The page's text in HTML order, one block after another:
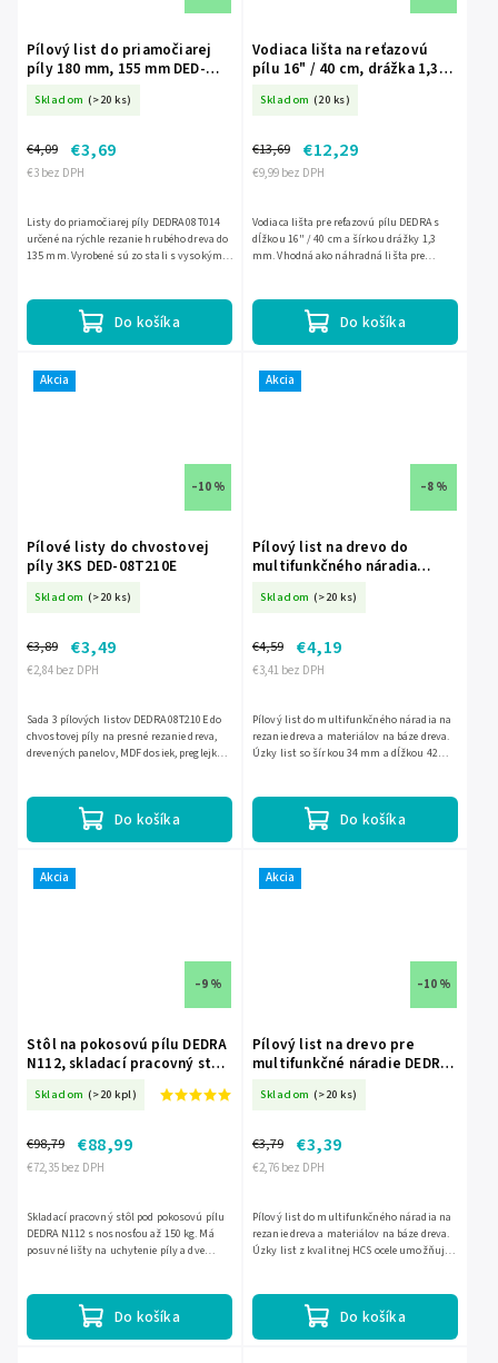
Pílový list do priamočiarej
píly 180 mm, 155 mm DED-
Skladom (>20 ks)
€3 bez DPH
€4,09 €3,69
Do košíka
Listy do priamočiarej píly DEDRA 08T014
určené na rýchle rezanie hrubého dreva do
135 mm. Vyrobené sú zo stali s vysokým
Vodiaca lišta na reťazovú
pílu 16" / 40 cm, drážka 1,3
Skladom (20 ks)
€9,99 bez DPH
€13,69 €12,29
Do košíka
Vodiaca lišta pre reťazovú pílu DEDRA s
dĺžkou 16" / 40 cm a šírkou drážky 1,3
mm. Vhodná ako náhradná lišta pre
Akcia
–10 %
Pílové listy do chvostovej
píly 3KS DED-08T210E
Skladom (>20 ks)
€2,84 bez DPH
€3,89 €3,49
Do košíka
Sada 3 pílových listov DEDRA 08T210E do
chvostovej píly na presné rezanie dreva,
drevených panelov, MDF dosiek, preglejky
Akcia
–8 %
Pílový list na drevo do
multifunkčného náradia
08T404
Skladom (>20 ks)
€3,41 bez DPH
€4,59 €4,19
Do košíka
Pílový list do multifunkčného náradia na
rezanie dreva a materiálov na báze dreva.
Úzky list so šírkou 34 mm a dĺžkou 42
Akcia
–9 %
Stôl na pokosovú pílu DEDRA
N112, skladací pracovný stôl,
Skladom (>20 kpl)
€72,35 bez DPH
€98,79 €88,99
Do košíka
Skladací pracovný stôl pod pokosovú pílu
DEDRA N112 s nosnosťou až 150 kg. Má
posuvné lišty na uchytenie píly a dve
Akcia
–10 %
Pílový list na drevo pre
multifunkčné náradie DEDRA
08T403
Skladom (>20 ks)
€2,76 bez DPH
€3,79 €3,39
Do košíka
Pílový list do multifunkčného náradia na
rezanie dreva a materiálov na báze dreva.
Úzky list z kvalitnej HCS ocele umožňuje